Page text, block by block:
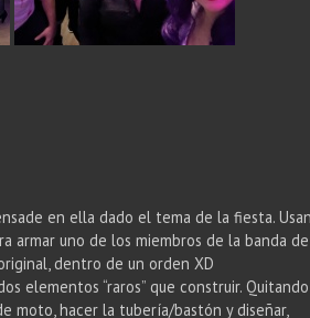
en ella dado el tema de la fiesta.
armar uno de los miembros de la banda de
dentro de un orden XD
elementos “raros” que construir.
moto, hacer la tubería/bastón y diseñar,